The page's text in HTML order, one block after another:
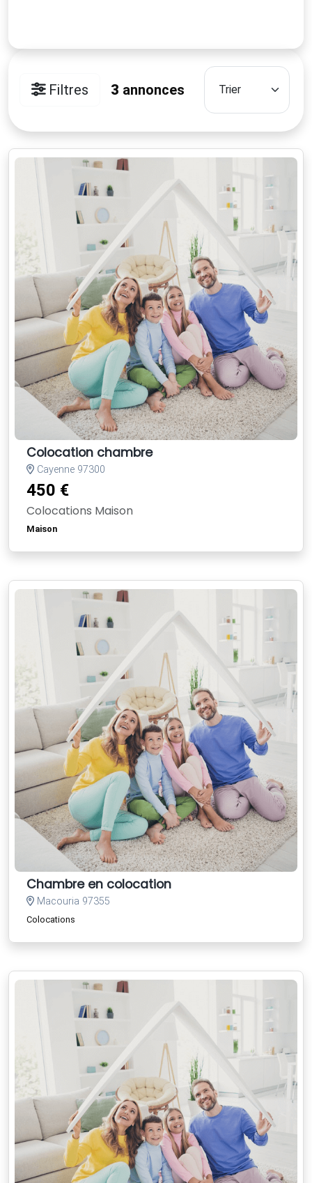
Filtres 3 annonces
Colocation chambre
Cayenne 97300
450 €
Colocations Maison
Maison
Chambre en colocation
Macouria 97355
Colocations